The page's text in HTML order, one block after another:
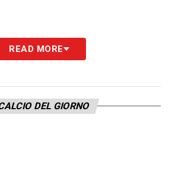
READ MORE
DEL GIORNO